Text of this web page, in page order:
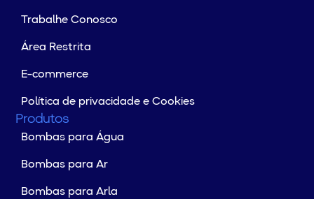
Trabalhe Conosco
Área Restrita
E-commerce
Política de privacidade e Cookies
Produtos
Bombas para Água
Bombas para Ar
Bombas para Arla